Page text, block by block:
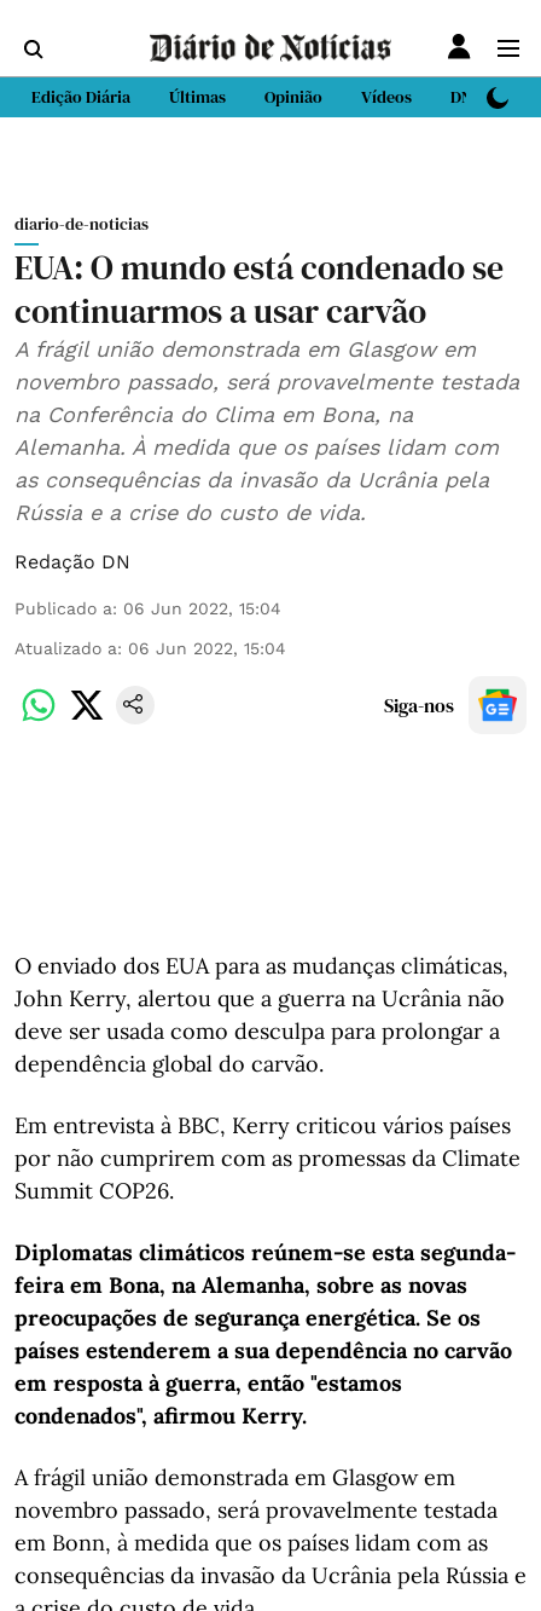
Edição Diária Últimas Opinião Vídeos DN Sport
diario-de-noticias
EUA: O mundo está condenado se
continuarmos a usar carvão
A frágil união demonstrada em Glasgow em
novembro passado, será provavelmente testada
na Conferência do Clima em Bona, na
Alemanha. À medida que os países lidam com
as consequências da invasão da Ucrânia pela
Rússia e a crise do custo de vida.
Redação DN
Publicado a: 06 Jun 2022, 15:04
Atualizado a: 06 Jun 2022, 15:04
Siga-nos
O enviado dos EUA para as mudanças climáticas,
John Kerry, alertou que a guerra na Ucrânia não
deve ser usada como desculpa para prolongar a
dependência global do carvão.
Em entrevista à BBC, Kerry criticou vários países
por não cumprirem com as promessas da Climate
Summit COP26.
Diplomatas climáticos reúnem-se esta segunda-
feira em Bona, na Alemanha, sobre as novas
preocupações de segurança energética. Se os
países estenderem a sua dependência no carvão
em resposta à guerra, então "estamos
condenados", afirmou Kerry.
A frágil união demonstrada em Glasgow em
novembro passado, será provavelmente testada
em Bonn, à medida que os países lidam com as
consequências da invasão da Ucrânia pela Rússia e